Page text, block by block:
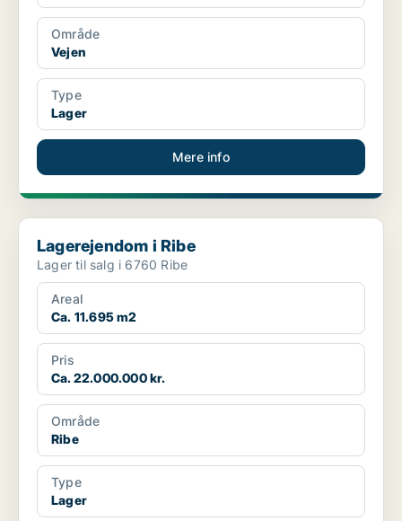
Område
Vejen
Type
Lager
Mere info
Lagerejendom i Ribe
Lagerejendom i Ribe
Lager til salg i 6760 Ribe
Areal
Ca. 11.695 m2
Pris
Ca. 22.000.000 kr.
Område
Ribe
Type
Lager